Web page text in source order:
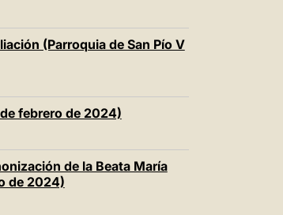
(Parroquia de San Pío V
febrero de 2024)
de la Beata María
de 2024)